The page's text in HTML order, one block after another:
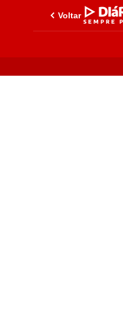
Voltar ▷
SEMPRE